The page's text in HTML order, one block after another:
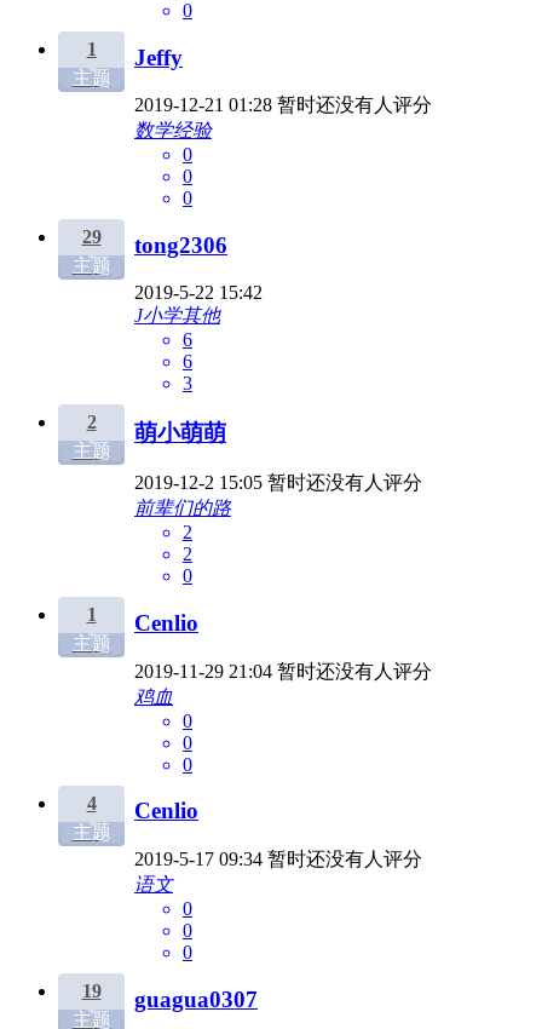
0
1
主题
Jeffy
2019-12-21 01:28 暂时还没有人评分
数学经验
0
0
0
29
主题
tong2306
2019-5-22 15:42
J小学其他
6
6
3
2
主题
萌小萌萌
2019-12-2 15:05 暂时还没有人评分
前辈们的路
2
2
0
1
主题
Cenlio
2019-11-29 21:04 暂时还没有人评分
鸡血
0
0
0
4
主题
Cenlio
2019-5-17 09:34 暂时还没有人评分
语文
0
0
0
19
主题
guagua0307